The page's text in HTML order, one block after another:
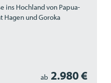
ins Hochland von Papua-
Hagen und Goroka
ab 2.980 €